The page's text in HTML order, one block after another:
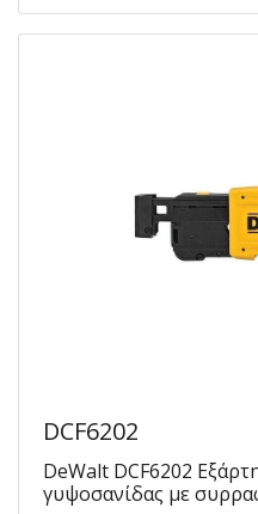
DCF6202
DeWalt DCF6202
γυψοσανίδας με